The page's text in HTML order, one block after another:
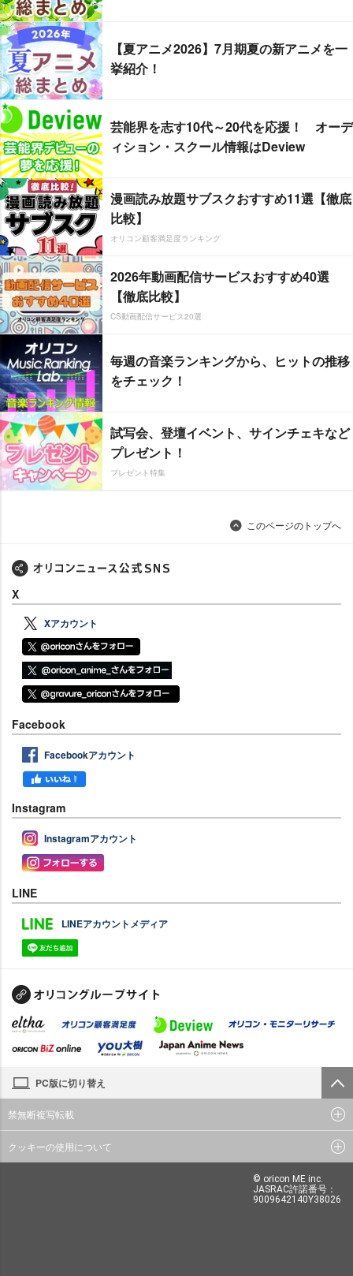
【夏アニメ2026】7月期夏の新アニメを一
挙紹介！
芸能界を志す10代～20代を応援！ オーデ
ィション・スクール情報はDeview
漫画読み放題サブスクおすすめ11選【徹底
比較】
オリコン顧客満足度ランキング
2026年動画配信サービスおすすめ40選
【徹底比較】
CS動画配信サービス20選
毎週の音楽ランキングから、ヒットの推移
をチェック！
試写会、登壇イベント、サインチェキなど
プレゼント！
プレゼント特集
このページのトップへ
X
Xアカウント
Facebook
Facebookアカウント
Instagram
Instagramアカウント
LINE
LINEアカウントメディア
PC版に切り替え
禁無断複写転載
クッキーの使用について
© oricon ME inc.
JASRAC許諾番号：
9009642140Y38026